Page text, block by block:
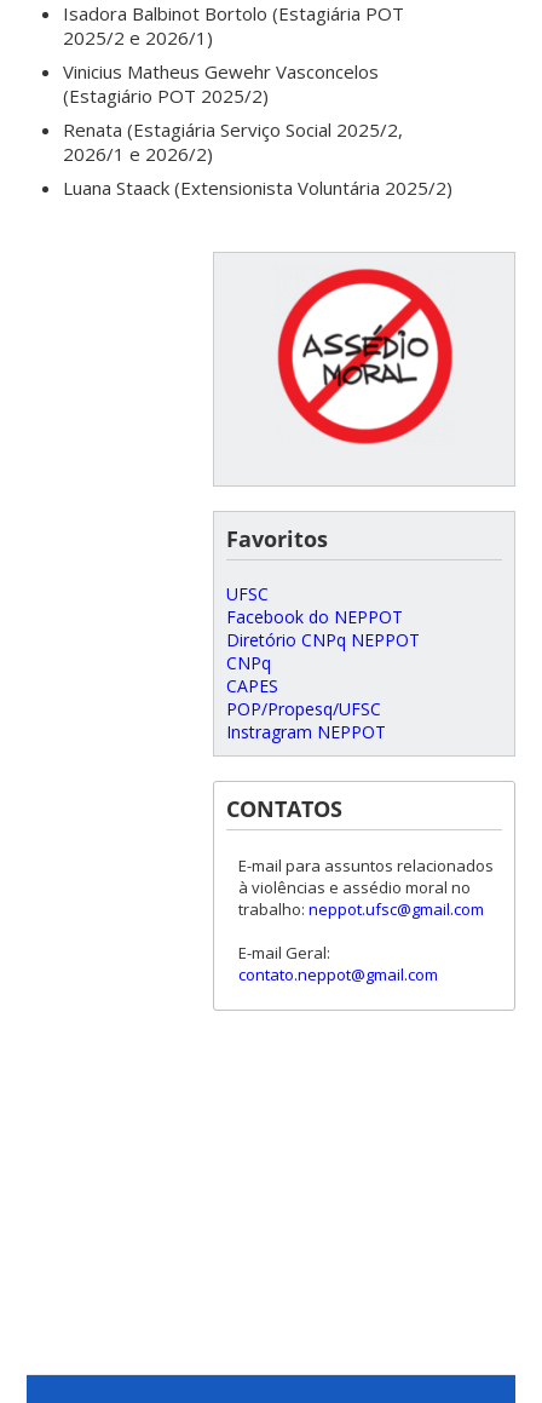
Isadora Balbinot Bortolo (Estagiária POT
2025/2 e 2026/1)
Vinicius Matheus Gewehr Vasconcelos
(Estagiário POT 2025/2)
Renata (Estagiária Serviço Social 2025/2,
2026/1 e 2026/2)
Luana Staack (Extensionista Voluntária 2025/2)
Favoritos
UFSC
Facebook do NEPPOT
Diretório CNPq NEPPOT
CNPq
CAPES
POP/Propesq/UFSC
Instragram NEPPOT
CONTATOS
E-mail para assuntos relacionados
à violências e assédio moral no
trabalho: neppot.ufsc@gmail.com
E-mail Geral:
contato.neppot@gmail.com